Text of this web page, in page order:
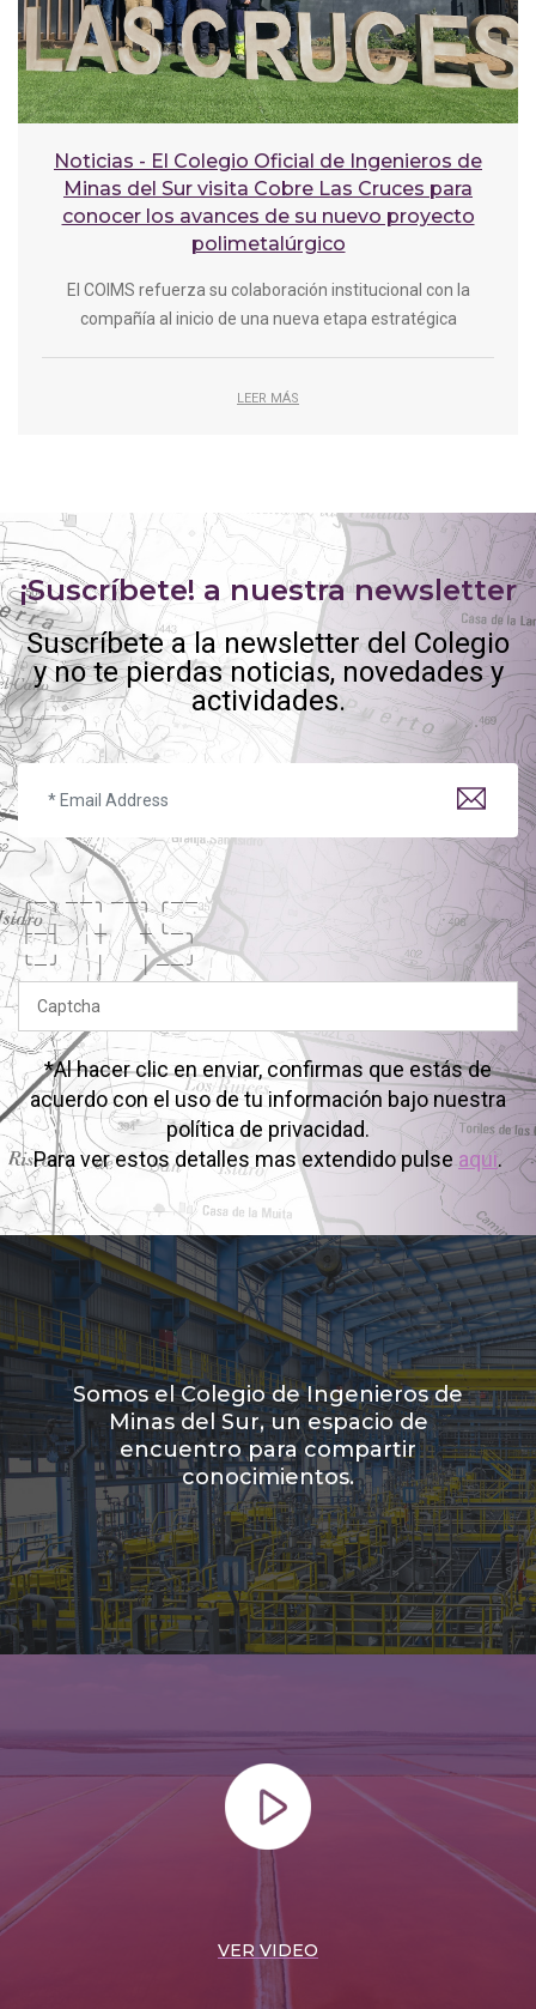
Noticias - El Colegio Oficial de Ingenieros de
Minas del Sur visita Cobre Las Cruces para
conocer los avances de su nuevo proyecto
polimetalúrgico
El COIMS refuerza su colaboración institucional con la
compañía al inicio de una nueva etapa estratégica
LEER MÁS
¡Suscríbete! a nuestra newsletter
Suscríbete a la newsletter del Colegio
y no te pierdas noticias, novedades y
actividades.
╭─╮
├─┤
╰─╯
──╮
┼
│
──╮
┼
│
╭──
╰─╮
──╯
*Al hacer clic en enviar, confirmas que estás de
acuerdo con el uso de tu información bajo nuestra
política de privacidad.
Para ver estos detalles mas extendido pulse aqui.
Somos el Colegio de Ingenieros de
Minas del Sur, un espacio de
encuentro para compartir
conocimientos.
VER VIDEO